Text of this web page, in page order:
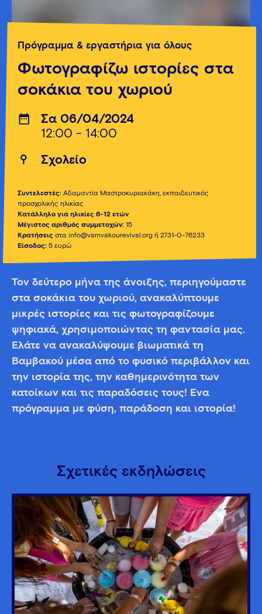
Πρόγραμμα & εργαστήρια για όλους
Φωτογραφίζω ιστορίες στα
σοκάκια του χωριού
Σα 06/04/2024
12:00 - 14:00
Σχολείο
Συντελεστές: Αδαμαντία Μαστροκυριακάκη, εκπαιδευτικός
προσχολικής ηλικίας
Κατάλληλο για ηλικίες 6-12 ετών
Μέγιστος αριθμός συμμετοχών: 15
Κρατήσεις στα info@vamvakourevival.org ή 2731-0-76233
Είσοδος: 5 ευρώ
Τον δεύτερο μήνα της άνοιξης, περιηγούμαστε
στα σοκάκια του χωριού, ανακαλύπτουμε
μικρές ιστορίες και τις φωτογραφίζουμε
ψηφιακά, χρησιμοποιώντας τη φαντασία μας.
Ελάτε να ανακαλύψουμε βιωματικά τη
Βαμβακού μέσα από το φυσικό περιβάλλον και
την ιστορία της, την καθημερινότητα των
κατοίκων και τις παραδόσεις τους! Ένα
πρόγραμμα με φύση, παράδοση και ιστορία!
Σχετικές εκδηλώσεις